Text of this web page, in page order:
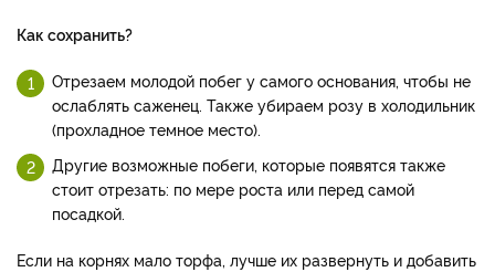
Как сохранить?
Отрезаем молодой побег у самого основания, чтобы не
ослаблять саженец. Также убираем розу в холодильник
(прохладное темное место).
Другие возможные побеги, которые появятся также
стоит отрезать: по мере роста или перед самой
посадкой.
Если на корнях мало торфа, лучше их развернуть и добавить